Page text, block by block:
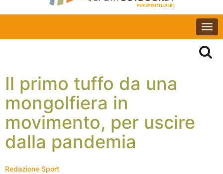
Il primo tuffo da una
mongolfiera in
movimento, per uscire
dalla pandemia
Redazione Sport